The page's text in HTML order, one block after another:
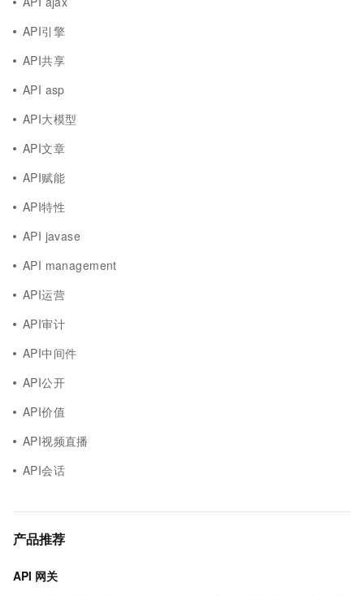
API引擎
API共享
API asp
API大模型
API文章
API赋能
API特性
API javase
API management
API运营
API审计
API中间件
API公开
API价值
API视频直播
API会话
产品推荐
API 网关